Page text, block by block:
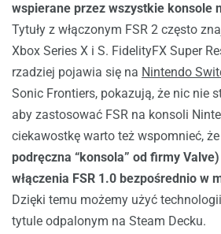
wspierane przez wszystkie konsole
Tytuły z włączonym FSR 2 często
Xbox Series X i S. FidelityFX Super
rzadziej pojawia się na Nintendo
Sonic Frontiers, pokazują, że nic nie
aby zastosować FSR na konsoli
ciekawostkę warto też wspomnieć, że
podręczna “konsola” od firmy
włączenia FSR 1.0 bezpośrednio w
Dzięki temu możemy użyć
tytule odpalonym na Steam Decku.